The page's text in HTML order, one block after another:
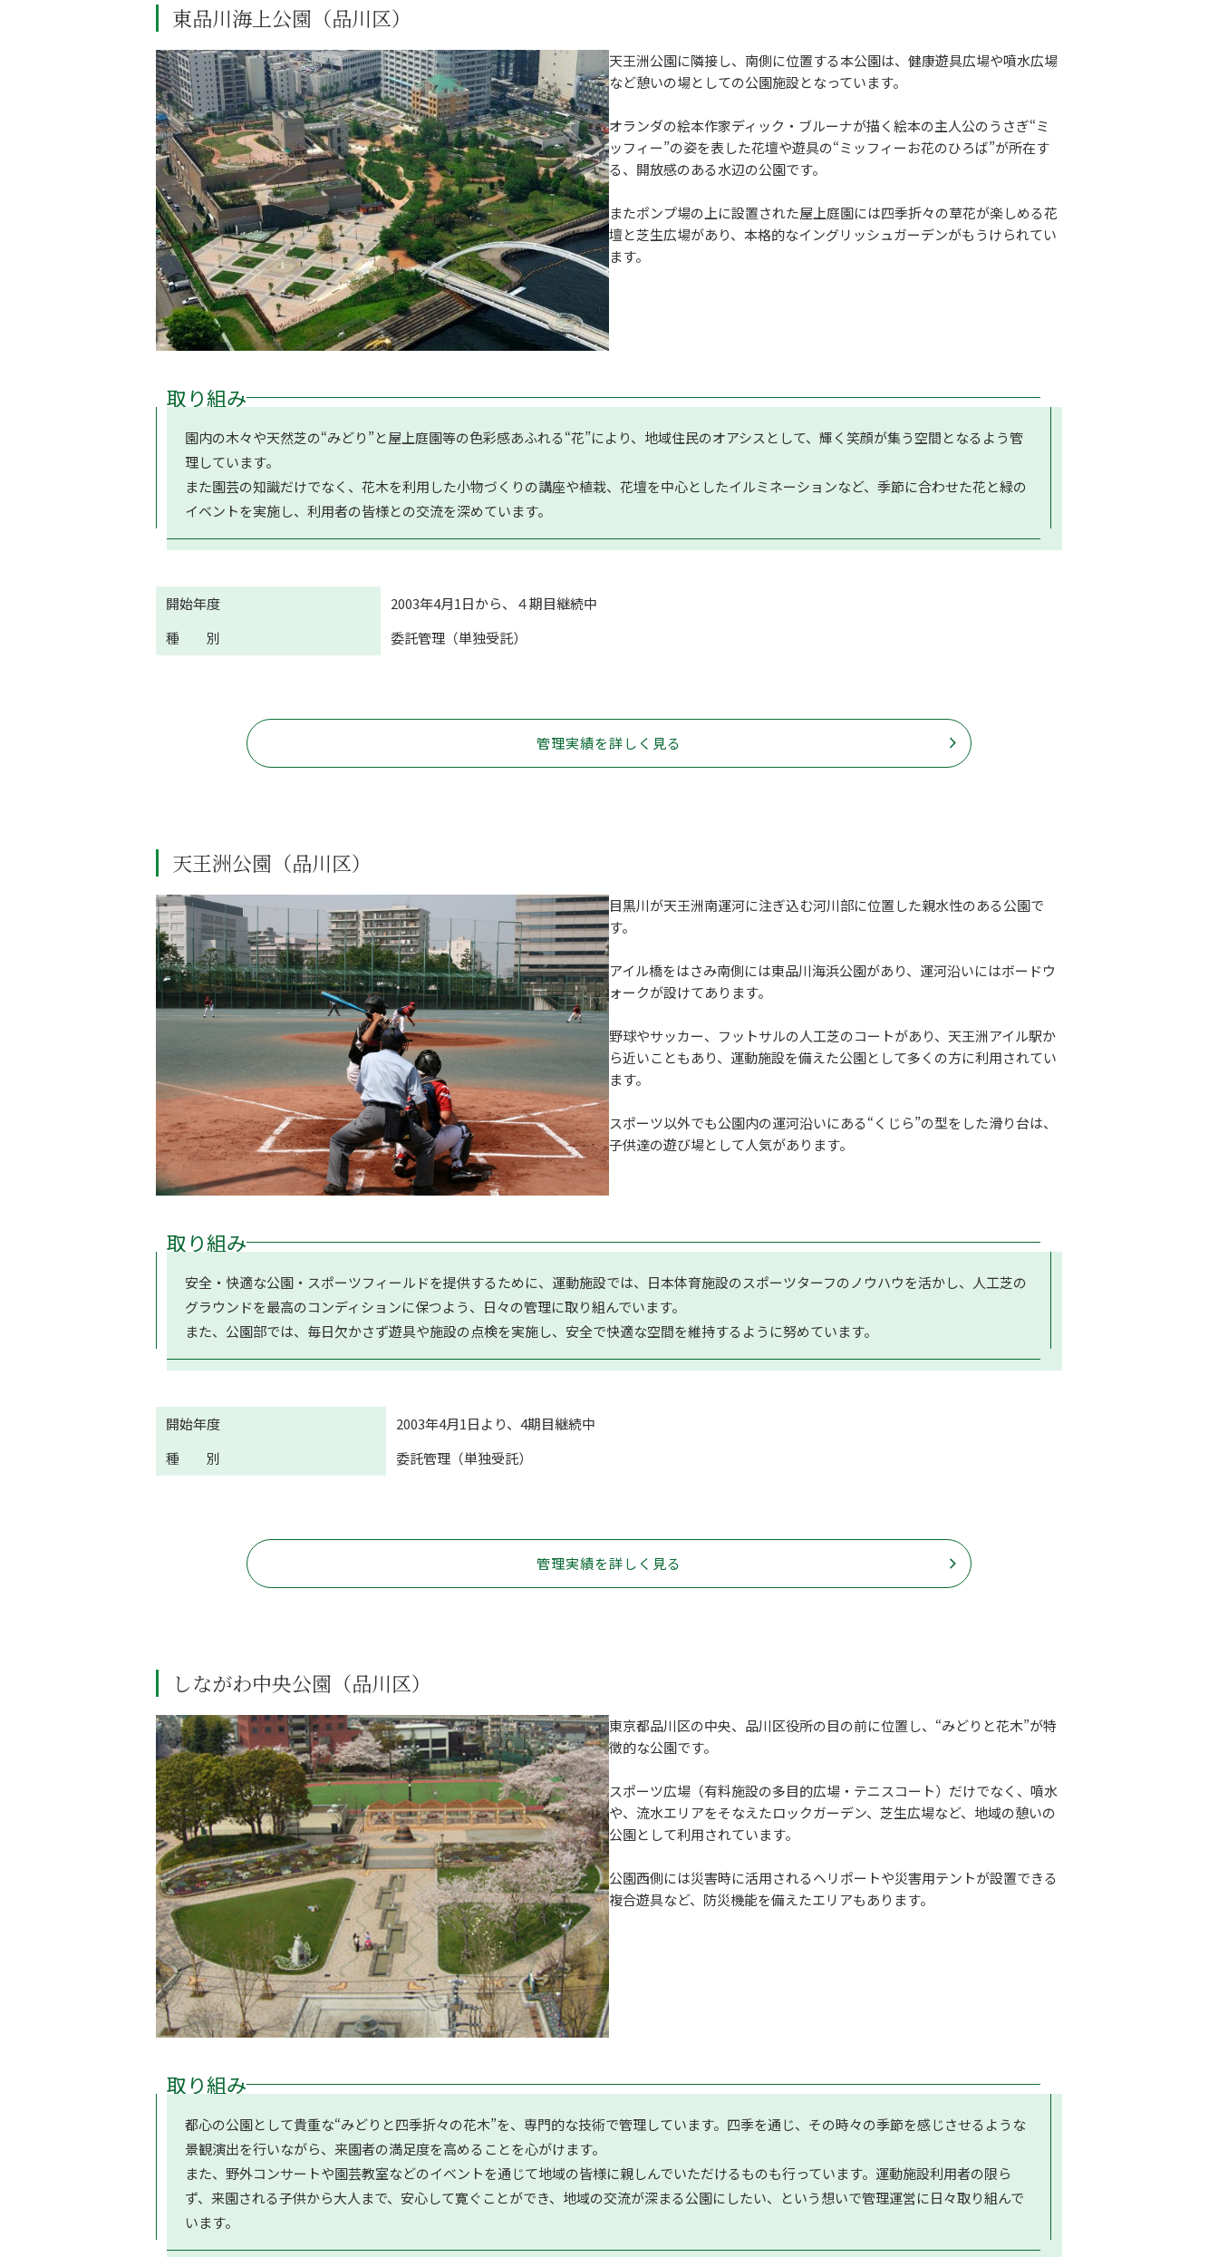
東品川海上公園（品川区）
天王洲公園に隣接し、南側に位置する本公園は、健康遊具広場や噴水広場
など憩いの場としての公園施設となっています。
オランダの絵本作家ディック・ブルーナが描く絵本の主人公のうさぎ“ミ
ッフィー”の姿を表した花壇や遊具の“ミッフィーお花のひろば”が所在す
る、開放感のある水辺の公園です。
またポンプ場の上に設置された屋上庭園には四季折々の草花が楽しめる花
壇と芝生広場があり、本格的なイングリッシュガーデンがもうけられてい
ます。
取り組み
園内の木々や天然芝の“みどり”と屋上庭園等の色彩感あふれる“花”により、地域住民のオアシスとして、輝く笑顔が集う空間となるよう管
理しています。
また園芸の知識だけでなく、花木を利用した小物づくりの講座や植栽、花壇を中心としたイルミネーションなど、季節に合わせた花と緑の
イベントを実施し、利用者の皆様との交流を深めています。
開始年度
2003年4月1日から、４期目継続中
種 別
委託管理（単独受託）
管理実績を詳しく見る
天王洲公園（品川区）
目黒川が天王洲南運河に注ぎ込む河川部に位置した親水性のある公園で
す。
アイル橋をはさみ南側には東品川海浜公園があり、運河沿いにはボードウ
ォークが設けてあります。
野球やサッカー、フットサルの人工芝のコートがあり、天王洲アイル駅か
ら近いこともあり、運動施設を備えた公園として多くの方に利用されてい
ます。
スポーツ以外でも公園内の運河沿いにある“くじら”の型をした滑り台は、
子供達の遊び場として人気があります。
取り組み
安全・快適な公園・スポーツフィールドを提供するために、運動施設では、日本体育施設のスポーツターフのノウハウを活かし、人工芝の
グラウンドを最高のコンディションに保つよう、日々の管理に取り組んでいます。
また、公園部では、毎日欠かさず遊具や施設の点検を実施し、安全で快適な空間を維持するように努めています。
開始年度
2003年4月1日より、4期目継続中
種 別
委託管理（単独受託）
管理実績を詳しく見る
しながわ中央公園（品川区）
東京都品川区の中央、品川区役所の目の前に位置し、“みどりと花木”が特
徴的な公園です。
スポーツ広場（有料施設の多目的広場・テニスコート）だけでなく、噴水
や、流水エリアをそなえたロックガーデン、芝生広場など、地域の憩いの
公園として利用されています。
公園西側には災害時に活用されるヘリポートや災害用テントが設置できる
複合遊具など、防災機能を備えたエリアもあります。
取り組み
都心の公園として貴重な“みどりと四季折々の花木”を、専門的な技術で管理しています。四季を通じ、その時々の季節を感じさせるような
景観演出を行いながら、来園者の満足度を高めることを心がけます。
また、野外コンサートや園芸教室などのイベントを通じて地域の皆様に親しんでいただけるものも行っています。運動施設利用者の限ら
ず、来園される子供から大人まで、安心して寛ぐことができ、地域の交流が深まる公園にしたい、という想いで管理運営に日々取り組んで
います。